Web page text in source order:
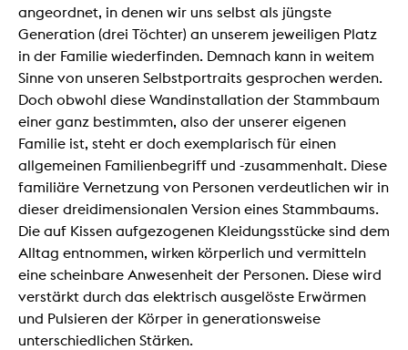
angeordnet, in denen wir uns selbst als jüngste
Generation (drei Töchter) an unserem jeweiligen Platz
in der Familie wiederfinden. Demnach kann in weitem
Sinne von unseren Selbstportraits gesprochen werden.
Doch obwohl diese Wandinstallation der Stammbaum
einer ganz bestimmten, also der unserer eigenen
Familie ist, steht er doch exemplarisch für einen
allgemeinen Familienbegriff und -zusammenhalt. Diese
familiäre Vernetzung von Personen verdeutlichen wir in
dieser dreidimensionalen Version eines Stammbaums.
Die auf Kissen aufgezogenen Kleidungsstücke sind dem
Alltag entnommen, wirken körperlich und vermitteln
eine scheinbare Anwesenheit der Personen. Diese wird
verstärkt durch das elektrisch ausgelöste Erwärmen
und Pulsieren der Körper in generationsweise
unterschiedlichen Stärken.